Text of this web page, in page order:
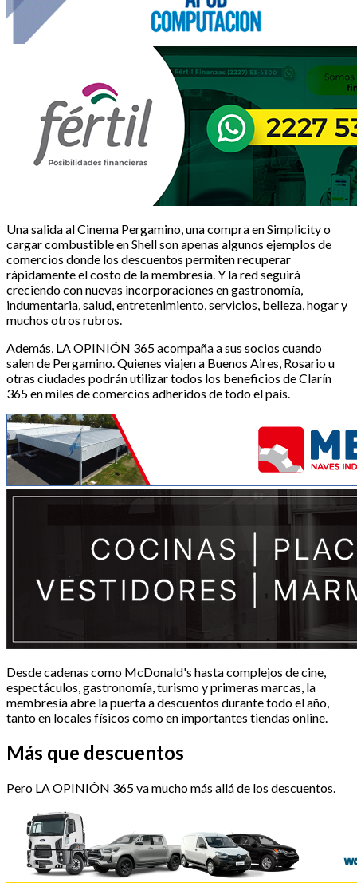
Una salida al Cinema Pergamino, una compra en Simplicity o
cargar combustible en Shell son apenas algunos ejemplos de
comercios donde los descuentos permiten recuperar
rápidamente el costo de la membresía. Y la red seguirá
creciendo con nuevas incorporaciones en gastronomía,
indumentaria, salud, entretenimiento, servicios, belleza, hogar y
muchos otros rubros.
Además, LA OPINIÓN 365 acompaña a sus socios cuando
salen de Pergamino. Quienes viajen a Buenos Aires, Rosario u
otras ciudades podrán utilizar todos los beneficios de Clarín
365 en miles de comercios adheridos de todo el país.
Desde cadenas como McDonald's hasta complejos de cine,
espectáculos, gastronomía, turismo y primeras marcas, la
membresía abre la puerta a descuentos durante todo el año,
tanto en locales físicos como en importantes tiendas online.
Más que descuentos
Pero LA OPINIÓN 365 va mucho más allá de los descuentos.